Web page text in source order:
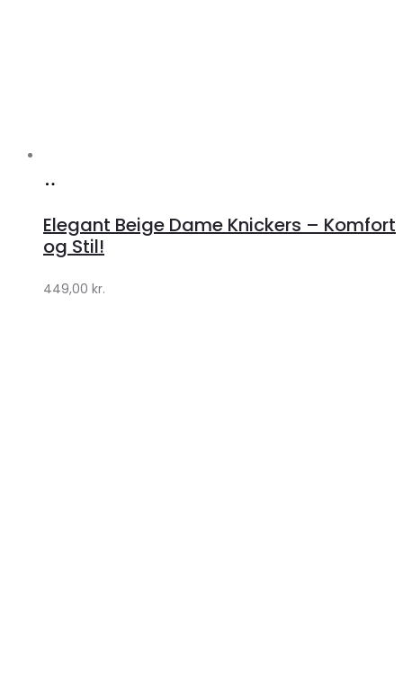
Klædeskabet.dk
Elegant Beige Dame Knickers – Komfort
og Stil!
449,00 kr.